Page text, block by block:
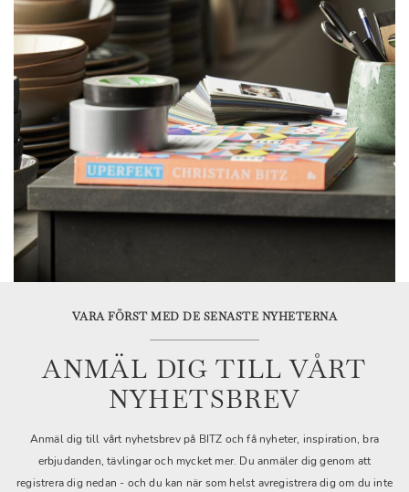
VARA FÖRST MED DE SENASTE NYHETERNA
ANMÄL DIG TILL VÅRT
NYHETSBREV
Anmäl dig till vårt nyhetsbrev på BITZ och få nyheter, inspiration, bra
erbjudanden, tävlingar och mycket mer. Du anmäler dig genom att
registrera dig nedan - och du kan när som helst avregistrera dig om du inte